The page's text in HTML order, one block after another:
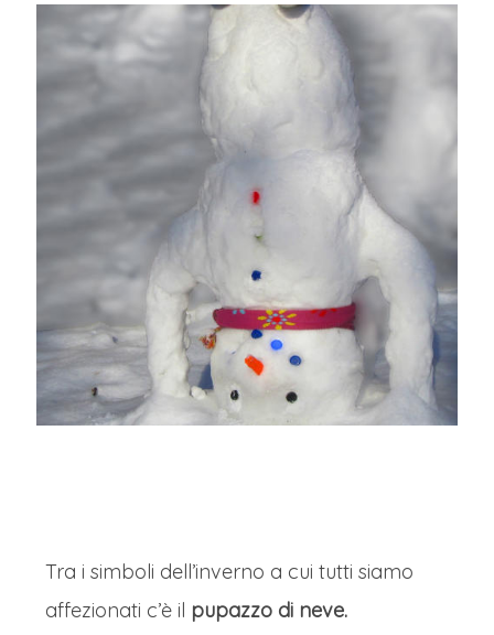
Tra i simboli dell’inverno a cui tutti siamo
affezionati c’è il pupazzo di neve.